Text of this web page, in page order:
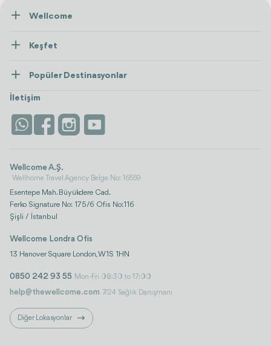
Wellcome
İletişim
Keşfet
Wellness
Konaklama
Life Platform
Popüler Destinasyonlar
Tümünü Gör
İstanbul
İletişim
Wellcome A.Ş.
Wellhome Travel Agency Belge No: 16559
Esentepe Mah. Büyükdere Cad.
Ferko Signature No: 175/6 Ofis No:116
Şişli / İstanbul
Wellcome Londra Ofis
13 Hanover Square London, W1S 1HN
0850 242 93 55 Mon-Fri 08:30 to 17:00
help@thewellcome.com 7/24 Sağlık Danışmanı
Diğer Lokasyonlar